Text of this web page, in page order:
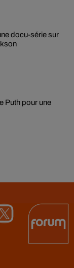
docu-série sur
Puth pour une